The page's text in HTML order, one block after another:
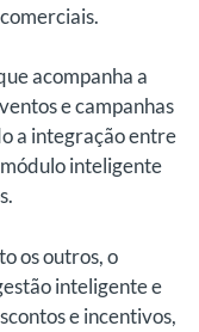
acompanha a
e campanhas
a integração entre
inteligente
os outros, o
inteligente e
e incentivos,